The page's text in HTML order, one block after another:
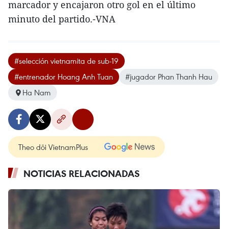
marcador y encajaron otro gol en el último
minuto del partido.-VNA
#selección vietnamita de sub-19
#entrenador Hoang Anh Tuan
#jugador Phan Thanh Hau
Ha Nam
Theo dõi VietnamPlus
NOTICIAS RELACIONADAS